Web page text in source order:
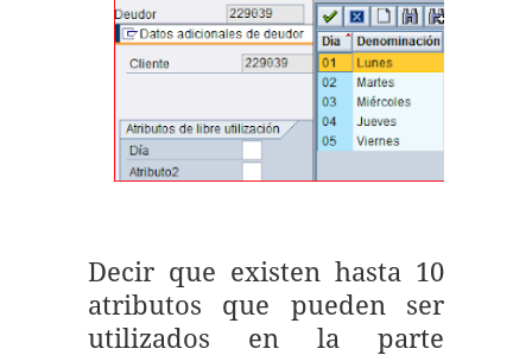
Decir que existen hasta 10
atributos que pueden ser
utilizados en la parte